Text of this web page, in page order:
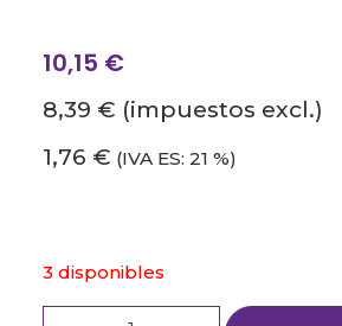
10,15 €
8,39 € (impuestos excl.)
1,76 € (IVA ES: 21 %)
3 disponibles